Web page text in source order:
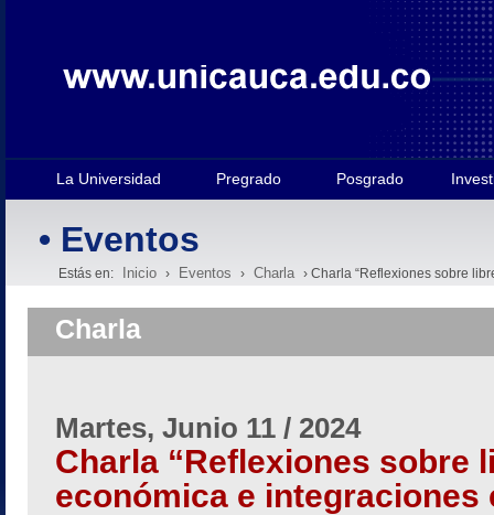
La Universidad Pregrado Posgrado
• Eventos
Estás en: Inicio › Eventos › Charla › Charla “Reflexiones sobre
Charla
Martes, Junio 11 / 2024
Charla “Reflexiones sobre
económica e integraciones